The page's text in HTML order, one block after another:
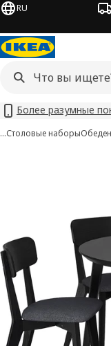
RU
Более разумные
…Столовые наборы